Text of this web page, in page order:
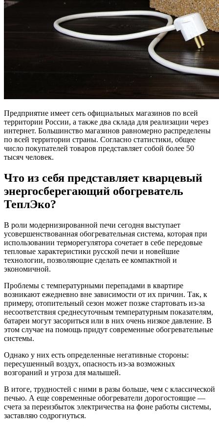
Предприятие имеет сеть официальных магазинов по всей
территории России, а также два склада для реализации через
интернет. Большинство магазинов равномерно распределены
по всей территории страны. Согласно статистики, общее
число покупателей товаров представляет собой более 50
тысяч человек.
Что из себя представляет кварцевый
энергосберегающий обогреватель
ТеплЭко?
В роли модернизированной печи сегодня выступает
усовершенствованная обогревательная система, которая при
использовании терморегулятора сочетает в себе передовые
тепловые характеристики русской печи и новейшие
технологии, позволяющие сделать ее компактной и
экономичной.
Проблемы с температурными перепадами в квартире
возникают ежедневно вне зависимости от их причин. Так, к
примеру, отопительный сезон может позже стартовать из-за
несоответствия среднесуточным температурным показателям,
батареи могут засориться или в них очень низкое давление. В
этом случае на помощь придут современные обогревательные
системы.
Однако у них есть определенные негативные стороны:
пересушенный воздух, опасность из-за возможных
возгораний и угроза для малышей.
В итоге, трудностей с ними в разы больше, чем с классической
печью. А еще современные обогреватели дорогостоящие —
счета за переизбыток электричества на фоне работы системы,
заставляю содрогнуться.